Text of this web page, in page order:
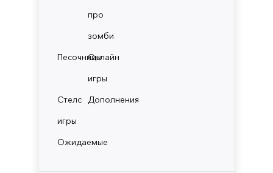
про
зомби
ПесочницыОнлайн
игры
Стелс
игры
Дополнения
Ожидаемые